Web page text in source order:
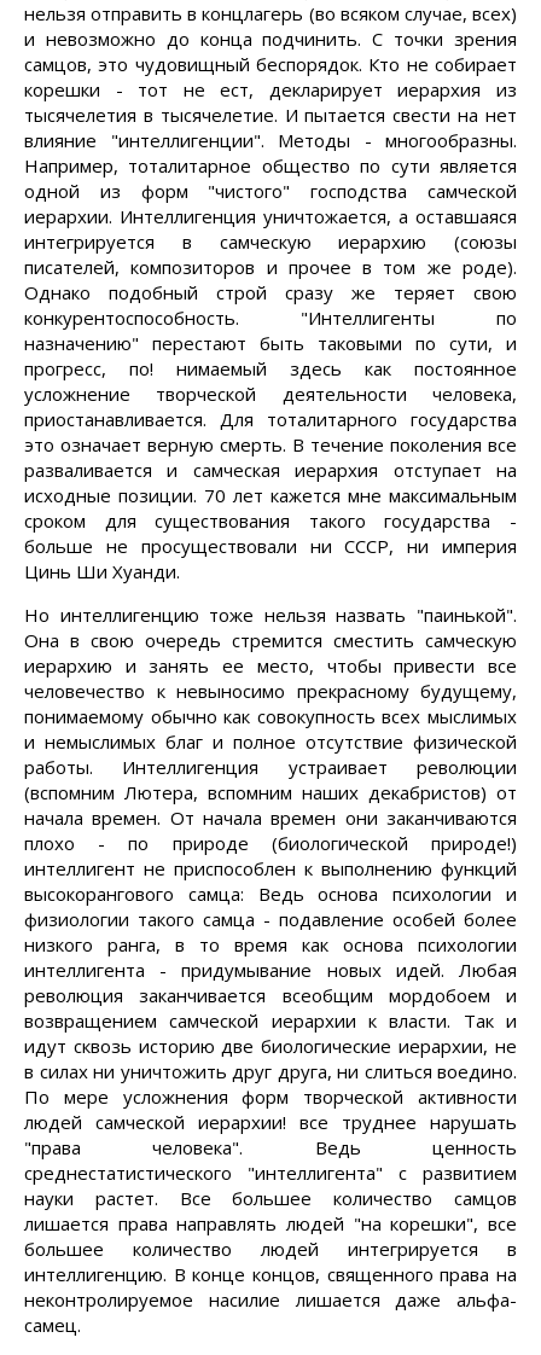
нельзя отправить в концлагерь (во всяком случае, всех)
и невозможно до конца подчинить. С точки зрения
самцов, это чудовищный беспорядок. Кто не собирает
корешки - тот не ест, декларирует иерархия из
тысячелетия в тысячелетие. И пытается свести на нет
влияние "интеллигенции". Методы - многообразны.
Например, тоталитарное общество по сути является
одной из форм "чистого" господства самческой
иерархии. Интеллигенция уничтожается, а оставшаяся
интегрируется в самческую иерархию (союзы
писателей, композиторов и прочее в том же роде).
Однако подобный строй сразу же теряет свою
конкурентоспособность. "Интеллигенты по
назначению" перестают быть таковыми по сути, и
прогресс, по! нимаемый здесь как постоянное
усложнение творческой деятельности человека,
приостанавливается. Для тоталитарного государства
это означает верную смерть. В течение поколения все
разваливается и самческая иерархия отступает на
исходные позиции. 70 лет кажется мне максимальным
сроком для существования такого государства -
больше не просуществовали ни СССР, ни империя
Цинь Ши Хуанди.
Но интеллигенцию тоже нельзя назвать "паинькой".
Она в свою очередь стремится сместить самческую
иерархию и занять ее место, чтобы привести все
человечество к невыносимо прекрасному будущему,
понимаемому обычно как совокупность всех мыслимых
и немыслимых благ и полное отсутствие физической
работы. Интеллигенция устраивает революции
(вспомним Лютера, вспомним наших декабристов) от
начала времен. От начала времен они заканчиваются
плохо - по природе (биологической природе!)
интеллигент не приспособлен к выполнению функций
высокорангового самца: Ведь основа психологии и
физиологии такого самца - подавление особей более
низкого ранга, в то время как основа психологии
интеллигента - придумывание новых идей. Любая
революция заканчивается всеобщим мордобоем и
возвращением самческой иерархии к власти. Так и
идут сквозь историю две биологические иерархии, не
в силах ни уничтожить друг друга, ни слиться воедино.
По мере усложнения форм творческой активности
людей самческой иерархии! все труднее нарушать
"права человека". Ведь ценность
среднестатистического "интеллигента" с развитием
науки растет. Все большее количество самцов
лишается права направлять людей "на корешки", все
большее количество людей интегрируется в
интеллигенцию. В конце концов, священного права на
неконтролируемое насилие лишается даже альфа-
самец.